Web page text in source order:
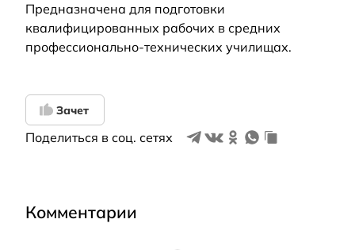
Предназначена для подготовки
квалифицированных рабочих в средних
профессионально-технических училищах.
Зачет
Поделиться в соц. сетях
Комментарии